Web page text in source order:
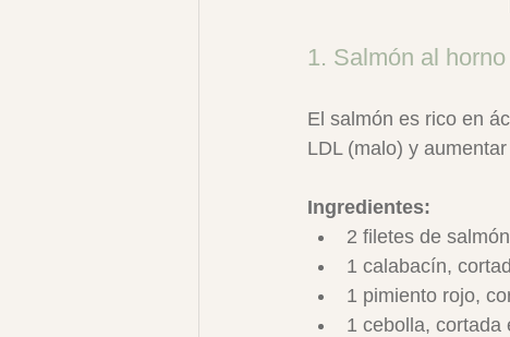
1. Salmón al
El salmón es rico en
LDL (malo) y
Ingredientes:
2 filetes de salmón
1 calabacín,
1 pimiento rojo,
1 cebolla, cortada